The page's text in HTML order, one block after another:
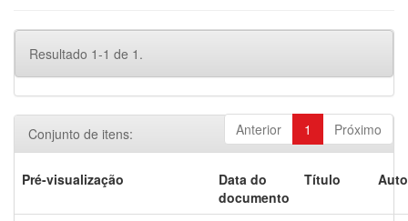
Resultado 1-1 de 1.
Anterior 1 Próximo
Conjunto de itens:
Pré-visualização
Data do
documento
Título